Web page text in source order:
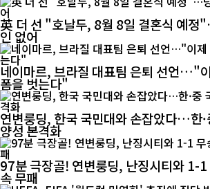
英 더 선 "호날두, 8월 8일 결혼식 예
인 없어
네이마르, 브라질 대표팀 은퇴 선언…"
폼을 벗는다"
연변룽딩, 한국 국민대와 손잡았다…한·
양성 본격화
97분 극장골! 연변룽딩, 난징시티와 1-
속 무패